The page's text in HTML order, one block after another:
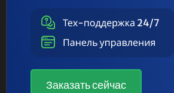
Заказать сейчас